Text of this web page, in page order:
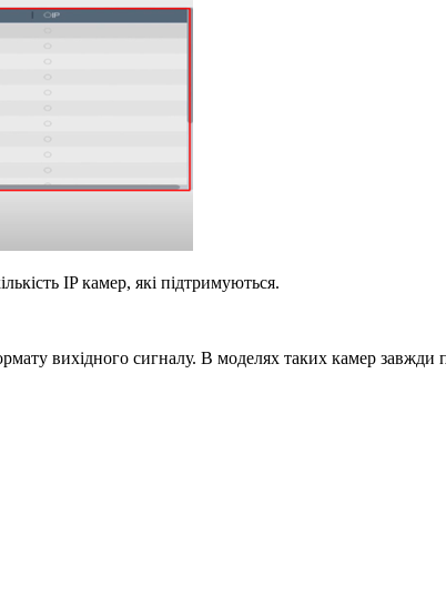
IP камер, які підтримуються.
вихідного сигналу. В моделях таких камер завжди